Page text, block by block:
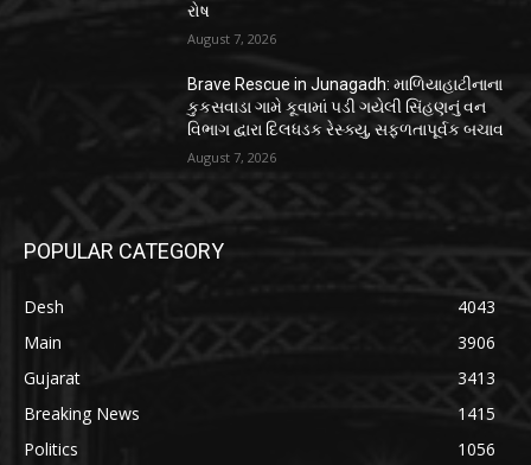
રોષ
August 7, 2026
Brave Rescue in Junagadh: માળિયાહાટીનાના
કુકસવાડા ગામે કૂવામાં પડી ગયેલી સિંહણનું વન
વિભાગ દ્વારા દિલધડક રેસ્ક્યુ, સફળતાપૂર્વક બચાવ
August 7, 2026
POPULAR CATEGORY
Desh
4043
Main
3906
Gujarat
3413
Breaking News
1415
Politics
1056